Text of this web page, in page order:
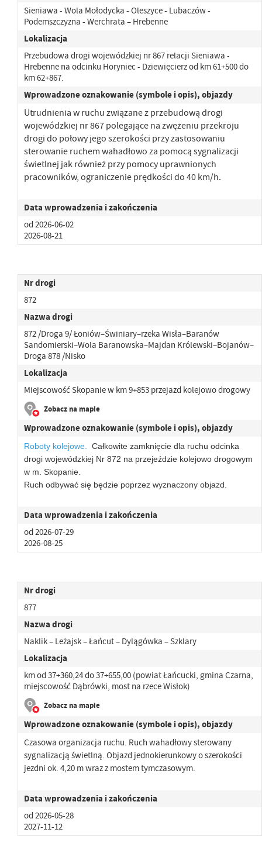
Sieniawa - Wola Mołodycka - Oleszyce - Lubaczów -
Podemszczyzna - Werchrata – Hrebenne
Lokalizacja
Przebudowa drogi wojewódzkiej nr 867 relacji Sieniawa -
Hrebenne na odcinku Horyniec - Dziewięcierz od km 61+500 do
km 62+867.
Wprowadzone oznakowanie (symbole i opis), objazdy
Utrudnienia w ruchu związane z przebudową drogi
wojewódzkiej nr 867 polegające na zwężeniu przekroju
drogi do połowy jego szerokości przy zastosowaniu
sterowanie ruchem wahadłowo za pomocą sygnalizacji
świetlnej jak również przy pomocy uprawnionych
pracowników, ograniczenie prędkości do 40 km/h.
Data wprowadzenia i zakończenia
od 2026-06-02
2026-08-21
Nr drogi
872
Nazwa drogi
872 /Droga 9/ Łoniów–Świniary–rzeka Wisła–Baranów
Sandomierski–Wola Baranowska–Majdan Królewski–Bojanów–
Droga 878 /Nisko
Lokalizacja
Miejscowość Skopanie w km 9+853 przejazd kolejowo drogowy
Zobacz na mapie
Wprowadzone oznakowanie (symbole i opis), objazdy
Roboty kolejowe.
Całkowite zamknięcie dla ruchu odcinka
drogi wojewódzkiej Nr 872 na przejeździe kolejowo drogowym
w m. Skopanie.
Ruch odbywać się będzie poprzez wyznaczony objazd.
Data wprowadzenia i zakończenia
od 2026-07-29
2026-08-25
Nr drogi
877
Nazwa drogi
Naklik – Leżajsk – Łańcut – Dylągówka – Szklary
Lokalizacja
km od 37+360,24 do 37+655,00 (powiat Łańcucki, gmina Czarna,
miejscowość Dąbrówki, most na rzece Wisłok)
Zobacz na mapie
Wprowadzone oznakowanie (symbole i opis), objazdy
Czasowa organizacja ruchu. Ruch wahadłowy sterowany
sygnalizacją świetlną. Objazd jednokierunkowy o szerokości
jezdni ok. 4,20 m wraz z mostem tymczasowym.
Data wprowadzenia i zakończenia
od 2026-05-28
2027-11-12